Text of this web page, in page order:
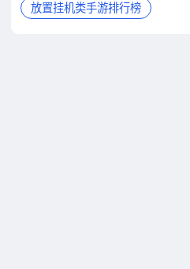
放置挂机类手游排行榜